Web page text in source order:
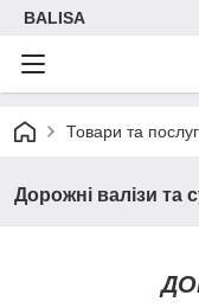
BALISA
Товари та
Дорожні валізи та